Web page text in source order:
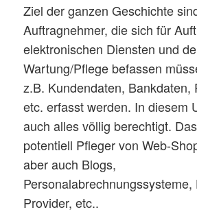
Ziel der ganzen Geschichte
Auftragnehmer, die sich für
elektronischen Diensten und
Wartung/Pflege befassen
z.B. Kundendaten, Bankdaten,
etc. erfasst werden. In diesem
auch alles völlig berechtigt.
potentiell Pfleger von Web-
aber auch Blogs,
Personalabrechnungssysteme,
Provider, etc..